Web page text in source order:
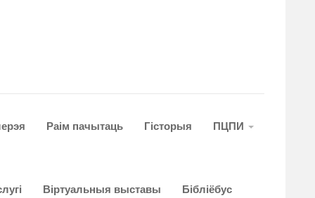
Раім пачытаць Гiсторыя ПЦПИ
Віртуальныя выставы Бібліёбус